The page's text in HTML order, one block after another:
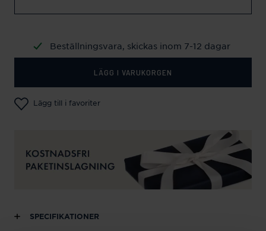
Beställningsvara, skickas inom 7-12 dagar
LÄGG I VARUKORGEN
Lägg till i favoriter
SPECIFIKATIONER